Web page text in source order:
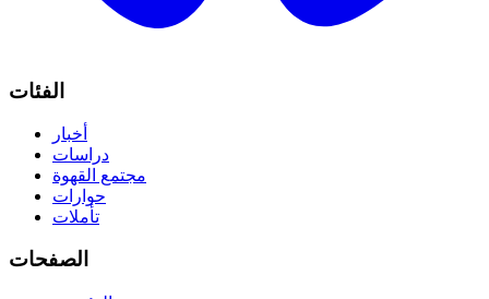
الفئات
أخبار
دراسات
مجتمع القهوة
حوارات
تأملات
الصفحات